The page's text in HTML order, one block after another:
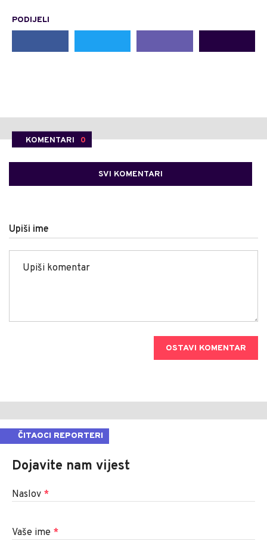
PODIJELI
KOMENTARI 0
SVI KOMENTARI
Upiši ime
OSTAVI KOMENTAR
ČITAOCI REPORTERI
Dojavite nam vijest
Naslov *
Vaše ime *